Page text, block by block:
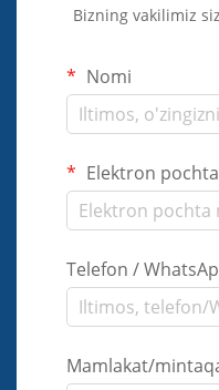
Bizning vakilimiz
Nomi
Elektron pochta
Telefon /
Mamlakat/